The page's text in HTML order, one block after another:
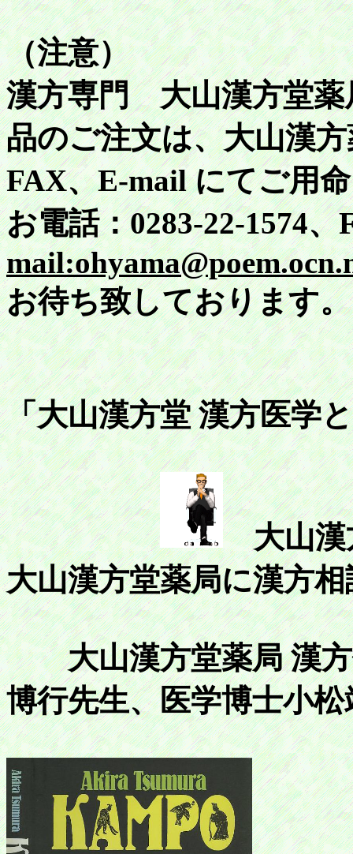
（注意）
漢方専門 大山漢方堂
品のご注文は、大山漢
FAX、E-mail にてご用
お電話：0283-22-1574、
お待ち致しております。
「大山漢方堂 漢方医学
大山
大山漢方堂薬局に漢方
大山漢方堂薬局 漢方
博行先生、医学博士小